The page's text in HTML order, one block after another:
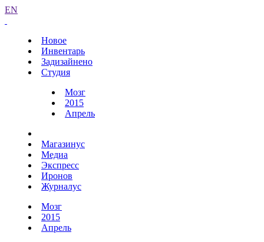
EN
Новое
Инвентарь
Задизайнено
Студия
Мозг
2015
Апрель
Магазинус
Медиа
Экспресс
Иронов
Журналус
Мозг
2015
Апрель